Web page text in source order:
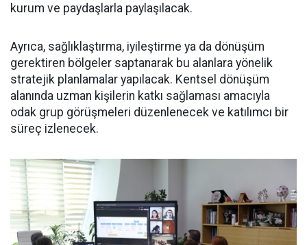
kurum ve paydaşlarla paylaşılacak.
Ayrıca, sağlıklaştırma, iyileştirme ya da dönüşüm
gerektiren bölgeler saptanarak bu alanlara yönelik
stratejik planlamalar yapılacak. Kentsel dönüşüm
alanında uzman kişilerin katkı sağlaması amacıyla
odak grup görüşmeleri düzenlenecek ve katılımcı bir
süreç izlenecek.